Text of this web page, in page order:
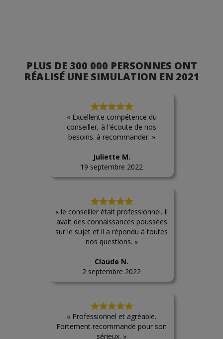
PLUS DE 300 000 PERSONNES ONT
RÉALISÉ UNE SIMULATION EN 2021
« Excellente compétence du
conseiller, à l'écoute de nos
besoins. à recommander. »
Juliette M.
19 septembre 2022
« le conseiller était professionnel. Il
avait des connaissances poussées
sur le sujet et il a répondu à toutes
nos questions. »
Claude N.
2 septembre 2022
« Professionnel et agréable.
Fortement recommandé pour son
sérieux. »